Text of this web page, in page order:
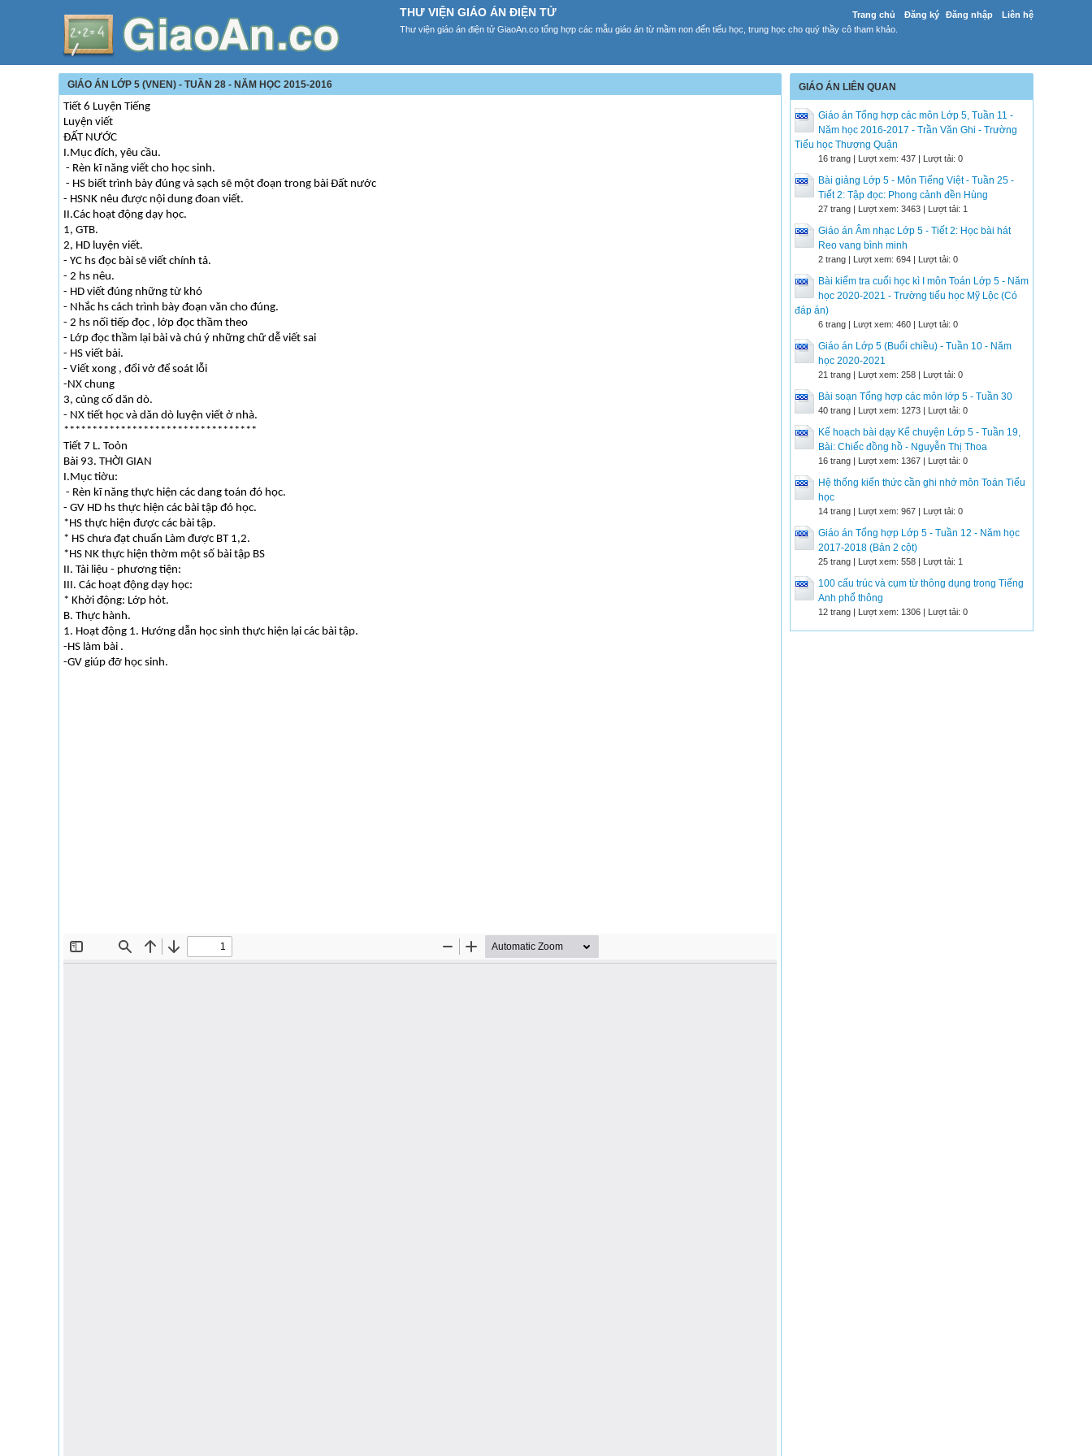
Trang chủ Đăng ký Đăng nhập Liên hệ
THƯ VIỆN GIÁO ÁN ĐIỆN TỬ
Thư viện giáo án điện tử GiaoAn.co tổng hợp các mẫu giáo án từ mầm non đến tiểu học, trung học cho quý thầy cô tham khảo.
GIÁO ÁN LỚP 5 (VNEN) - TUẦN 28 - NĂM HỌC 2015-2016
Tiết 6 Luyện Tiếng
Luyện viết
ĐẤT NƯỚC
I.Mục đích, yêu cầu.
- Rèn kĩ năng viết cho học sinh.
- HS biết trình bày đúng và sạch sẽ một đoạn trong bài Đất nước
- HSNK nêu được nội dung đoan viết.
II.Các hoạt động dạy học.
1, GTB.
2, HD luyện viết.
- YC hs đọc bài sẽ viết chính tả.
- 2 hs nêu.
- HD viết đúng những từ khó
- Nhắc hs cách trình bày đoạn văn cho đúng.
- 2 hs nối tiếp đọc , lớp đọc thầm theo
- Lớp đọc thầm lại bài và chú ý những chữ dễ viết sai
- HS viết bài.
- Viết xong , đổi vở để soát lỗi
-NX chung
3, củng cố dăn dò.
- NX tiết học và dăn dò luyện viết ở nhà.
**********************************
Tiết 7 L. Toỏn
Bài 93. THỜI GIAN
I.Mục tiờu:
- Rèn kĩ năng thực hiện các dang toán đó học.
- GV HD hs thực hiện các bài tập đó học.
*HS thực hiện được các bài tập.
* HS chưa đạt chuẩn Làm được BT 1,2.
*HS NK thực hiện thờm một số bài tập BS
II. Tài liệu - phương tiện:
III. Các hoạt động dạy học:
* Khởi động: Lớp hỏt.
B. Thực hành.
1. Hoạt động 1. Hướng dẫn học sinh thực hiện lại các bài tập.
-HS làm bài .
-GV giúp đỡ học sinh.
GIÁO ÁN LIÊN QUAN
Giáo án Tổng hợp các môn Lớp 5, Tuần 11 -
Năm học 2016-2017 - Trần Văn Ghi - Trường
Tiểu học Thượng Quận
16 trang | Lượt xem: 437 | Lượt tải: 0
Bài giảng Lớp 5 - Môn Tiếng Việt - Tuần 25 -
Tiết 2: Tập đọc: Phong cảnh đền Hùng
27 trang | Lượt xem: 3463 | Lượt tải: 1
Giáo án Âm nhạc Lớp 5 - Tiết 2: Học bài hát
Reo vang bình minh
2 trang | Lượt xem: 694 | Lượt tải: 0
Bài kiểm tra cuối học kì I môn Toán Lớp 5 - Năm
học 2020-2021 - Trường tiểu học Mỹ Lộc (Có
đáp án)
6 trang | Lượt xem: 460 | Lượt tải: 0
Giáo án Lớp 5 (Buổi chiều) - Tuần 10 - Năm
học 2020-2021
21 trang | Lượt xem: 258 | Lượt tải: 0
Bài soạn Tổng hợp các môn lớp 5 - Tuần 30
40 trang | Lượt xem: 1273 | Lượt tải: 0
Kế hoạch bài dạy Kể chuyện Lớp 5 - Tuần 19,
Bài: Chiếc đồng hồ - Nguyễn Thị Thoa
16 trang | Lượt xem: 1367 | Lượt tải: 0
Hệ thống kiến thức cần ghi nhớ môn Toán Tiểu
học
14 trang | Lượt xem: 967 | Lượt tải: 0
Giáo án Tổng hợp Lớp 5 - Tuần 12 - Năm học
2017-2018 (Bản 2 cột)
25 trang | Lượt xem: 558 | Lượt tải: 1
100 cấu trúc và cụm từ thông dụng trong Tiếng
Anh phổ thông
12 trang | Lượt xem: 1306 | Lượt tải: 0